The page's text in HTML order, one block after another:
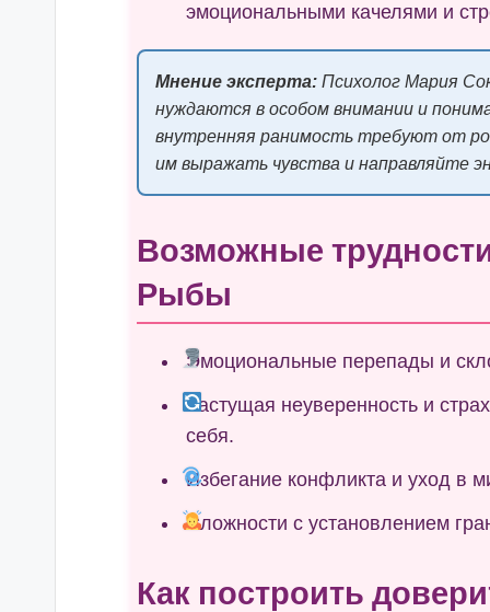
эмоциональными качелями и
Мнение эксперта: Психолог Мария
нуждаются в особом внимании и
внутренняя ранимость требуют от
им выражать чувства и направляйте
Возможные
Рыбы
Эмоциональные перепады и
Растущая неуверенность и
себя.
Избегание конфликта и уход в
Сложности с установлением
Как построить